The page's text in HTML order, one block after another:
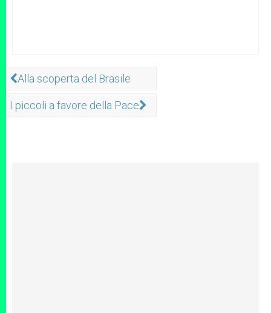
Alla scoperta del Brasile
I piccoli a favore della Pace